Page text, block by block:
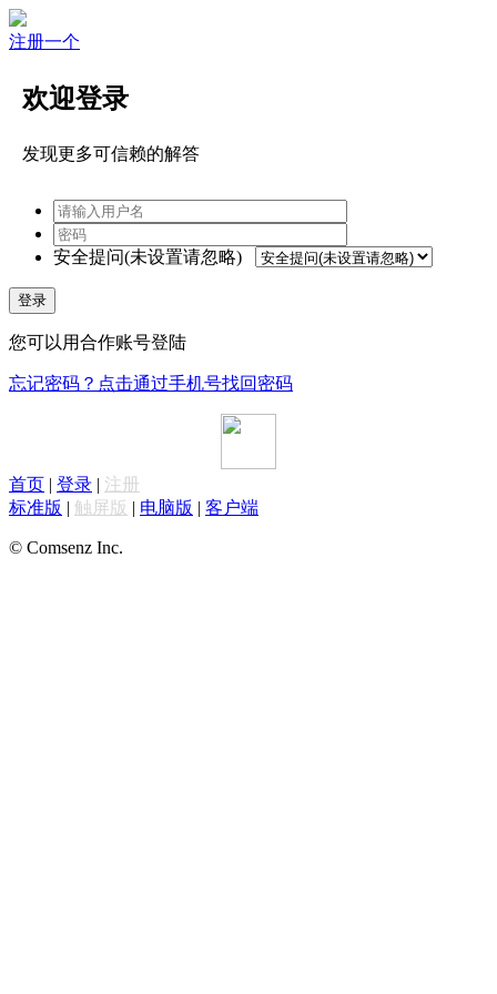
注册一个
欢迎登录
发现更多可信赖的解答
安全提问(未设置请忽略)
登录
您可以用合作账号登陆
忘记密码？点击通过手机号找回密码
首页 | 登录 | 注册
标准版 | 触屏版 | 电脑版 | 客户端
© Comsenz Inc.